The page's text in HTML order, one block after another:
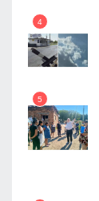
4
5